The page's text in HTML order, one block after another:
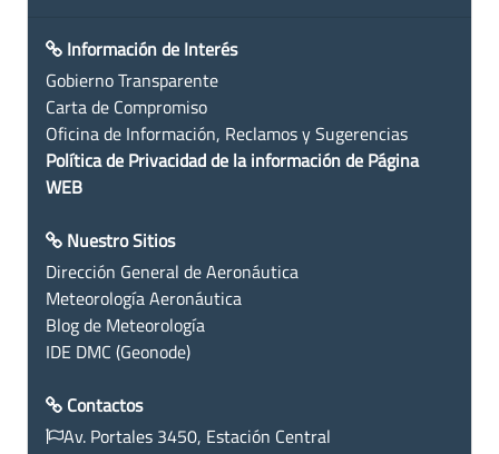
Información de Interés
Gobierno Transparente
Carta de Compromiso
Oficina de Información, Reclamos y Sugerencias
Política de Privacidad de la información de Página
WEB
Nuestro Sitios
Dirección General de Aeronáutica
Meteorología Aeronáutica
Blog de Meteorología
IDE DMC (Geonode)
Contactos
Av. Portales 3450, Estación Central